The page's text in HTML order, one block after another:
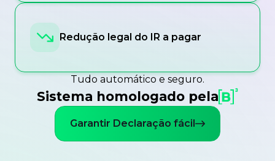
Redução legal do IR a pagar
Tudo automático e seguro.
Sistema homologado pela
Garantir Declaração fácil